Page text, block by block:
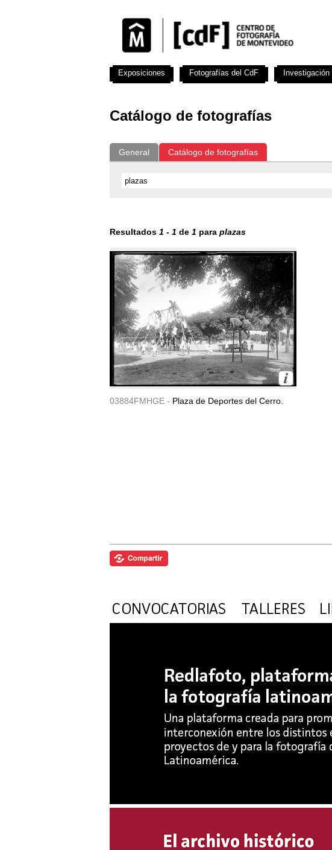
Catálogo de fotografías
General Catálogo de fotografías
Resultados 1 - 1 de 1 para plazas
03884FMHGE - Plaza de Deportes del Cerro.
Exposiciones Fotografías del CdF Investigación